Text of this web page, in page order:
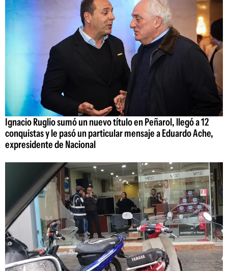
Ignacio Ruglio sumó un nuevo título en Peñarol, llegó a 12
conquistas y le pasó un particular mensaje a Eduardo Ache,
expresidente de Nacional